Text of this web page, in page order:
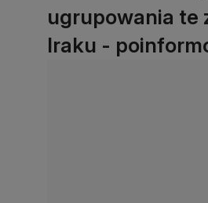
ugrupowania te
Iraku -